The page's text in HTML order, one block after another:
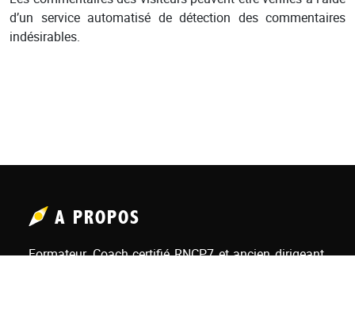
d’un service automatisé de détection des commentaires
indésirables.
A PROPOS
Formateur, Coach certifié RNCP7 et ancien dirigeant,